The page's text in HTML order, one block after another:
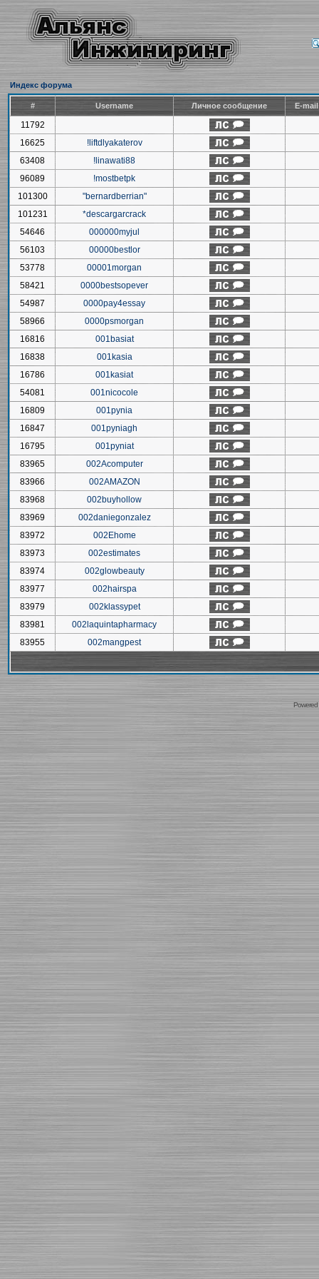
Индекс форума
# Username Личное сообщение E-
11792
16625
!liftdlyakaterov
63408
!linawati88
96089
!mostbetpk
101300
"bernardberrian"
101231
*descargarcrack
54646
000000myjul
56103
00000bestlor
53778
00001morgan
58421
0000bestsopever
54987
0000pay4essay
58966
0000psmorgan
16816
001basiat
16838
001kasia
16786
001kasiat
54081
001nicocole
16809
001pynia
16847
001pyniagh
16795
001pyniat
83965
002Acomputer
83966
002AMAZON
83968
002buyhollow
83969
002daniegonzalez
83972
002Ehome
83973
002estimates
83974
002glowbeauty
83977
002hairspa
83979
002klassypet
83981
002laquintapharmacy
83955
002mangpest